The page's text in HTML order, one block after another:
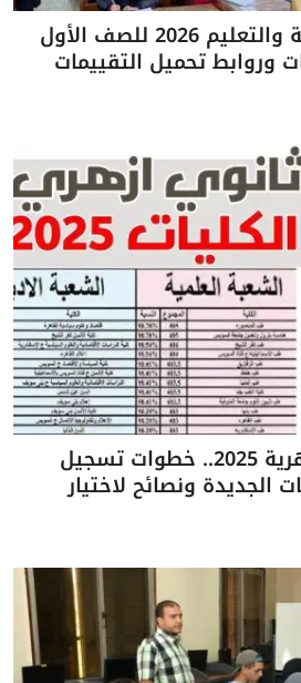
تقييمات وزارة التربية والتعليم 2026 للصف الأول
وروابط تحميل التقييمات
تنسيق الثانوية الأزهرية 2025.. خطوات تسجيل
الجديدة ونصائح لاختيار